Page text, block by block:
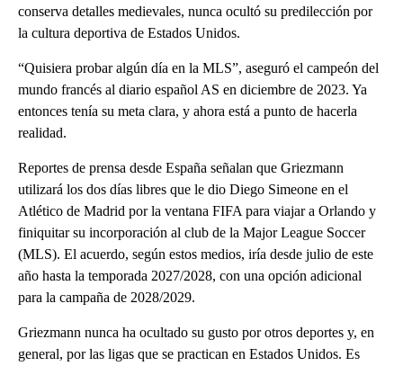
conserva detalles medievales, nunca ocultó su predilección por
la cultura deportiva de Estados Unidos.
“Quisiera probar algún día en la MLS”, aseguró el campeón del
mundo francés al diario español AS en diciembre de 2023. Ya
entonces tenía su meta clara, y ahora está a punto de hacerla
realidad.
Reportes de prensa desde España señalan que Griezmann
utilizará los dos días libres que le dio Diego Simeone en el
Atlético de Madrid por la ventana FIFA para viajar a Orlando y
finiquitar su incorporación al club de la Major League Soccer
(MLS). El acuerdo, según estos medios, iría desde julio de este
año hasta la temporada 2027/2028, con una opción adicional
para la campaña de 2028/2029.
Griezmann nunca ha ocultado su gusto por otros deportes y, en
general, por las ligas que se practican en Estados Unidos. Es